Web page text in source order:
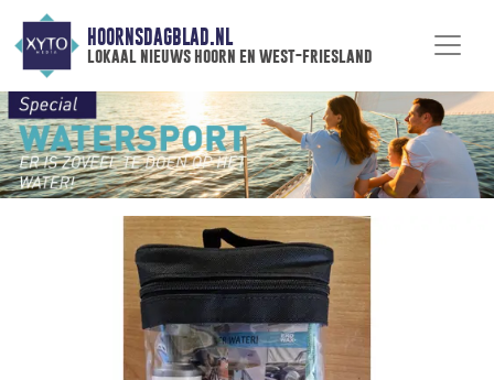
HOORNSDAGBLAD.NL
lokaal nieuws hoorn en west-friesland